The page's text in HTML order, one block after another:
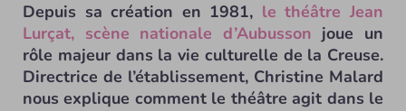
Depuis sa création en 1981, le théâtre Jean
Lurçat, scène nationale d’Aubusson joue un
rôle majeur dans la vie culturelle de la Creuse.
Directrice de l’établissement, Christine Malard
nous explique comment le théâtre agit dans le